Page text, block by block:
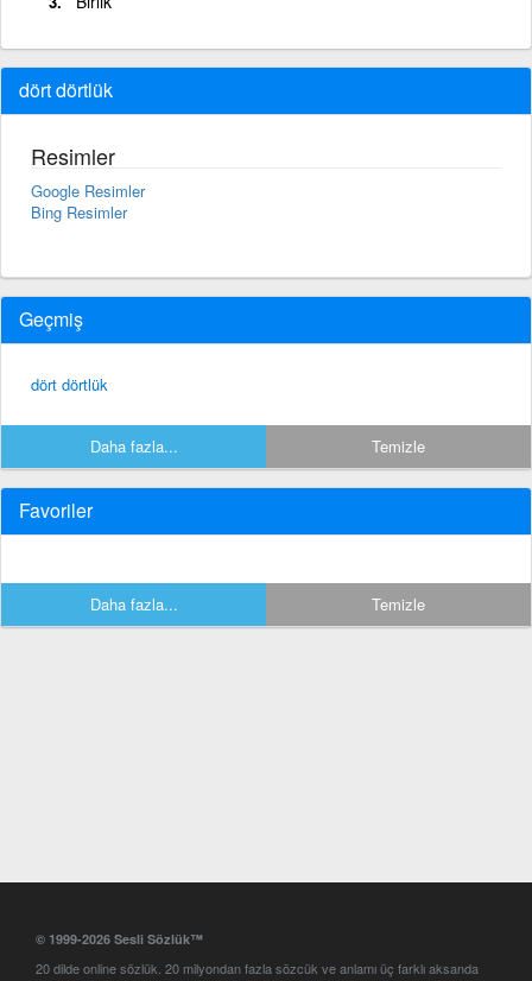
dört dörtlük
Resimler
Google Resimler
Bing Resimler
Geçmiş
dört dörtlük
Daha fazla... Temizle
Favoriler
Daha fazla... Temizle
© 1999-2026 Sesli Sözlük™
20 dilde online sözlük. 20 milyondan fazla sözcük ve anlamı üç farklı aksanda